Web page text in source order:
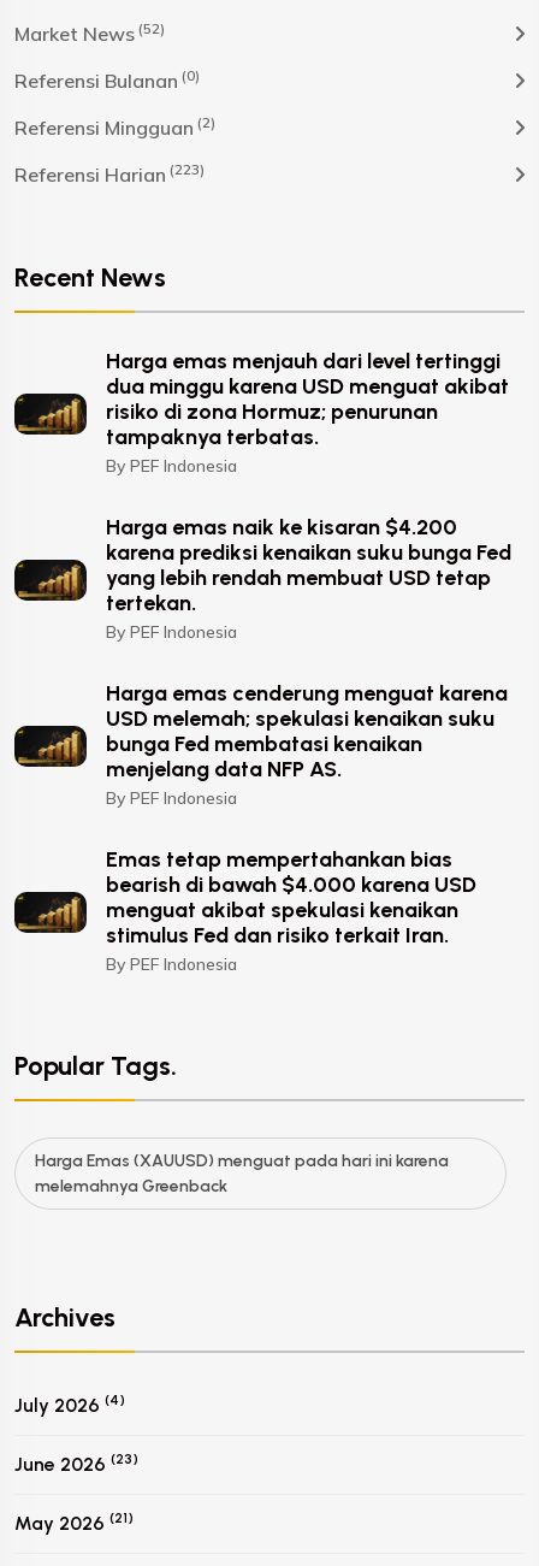
Market News (52)
Referensi Bulanan (0)
Referensi Mingguan (2)
Referensi Harian (223)
Recent News
Harga emas menjauh dari level tertinggi
dua minggu karena USD menguat akibat
risiko di zona Hormuz; penurunan
tampaknya terbatas.
By PEF Indonesia
Harga emas naik ke kisaran $4.200
karena prediksi kenaikan suku bunga Fed
yang lebih rendah membuat USD tetap
tertekan.
By PEF Indonesia
Harga emas cenderung menguat karena
USD melemah; spekulasi kenaikan suku
bunga Fed membatasi kenaikan
menjelang data NFP AS.
By PEF Indonesia
Emas tetap mempertahankan bias
bearish di bawah $4.000 karena USD
menguat akibat spekulasi kenaikan
stimulus Fed dan risiko terkait Iran.
By PEF Indonesia
Popular Tags.
Harga Emas (XAUUSD) menguat pada hari ini karena
melemahnya Greenback
Archives
July 2026 (4)
June 2026 (23)
May 2026 (21)